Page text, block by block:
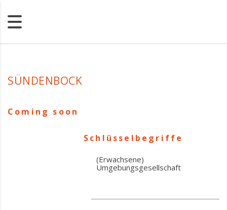
SÜNDENBOCK
Coming soon
Schlüsselbegriffe
(Erwachsene)
Umgebungsgesellschaft